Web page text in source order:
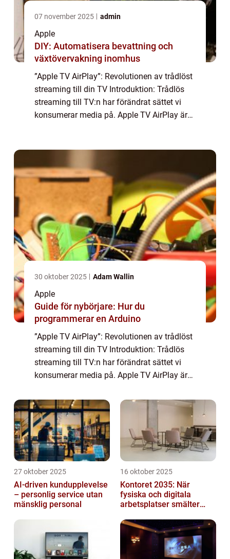
07 november 2025 admin
Apple
DIY: Automatisera bevattning och
växtövervakning inomhus
”Apple TV AirPlay”: Revolutionen av trådlöst
streaming till din TV Introduktion: Trådlös
streaming till TV:n har förändrat sättet vi
konsumerar media på. Apple TV AirPlay är
30 oktober 2025 Adam Wallin
Apple
Guide för nybörjare: Hur du
programmerar en Arduino
”Apple TV AirPlay”: Revolutionen av trådlöst
streaming till din TV Introduktion: Trådlös
streaming till TV:n har förändrat sättet vi
konsumerar media på. Apple TV AirPlay är
dela och spegla inn...
27 oktober 2025
AI-driven kundupplevelse
– personlig service utan
mänsklig personal
16 oktober 2025
Kontoret 2035: När
fysiska och digitala
arbetsplatser smälter